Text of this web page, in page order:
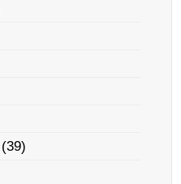
(39)